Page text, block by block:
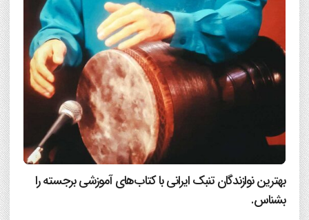
بهترین نوازندگان تنبک ایرانی با کتاب‌های آموزشی برجسته را
بشناس.